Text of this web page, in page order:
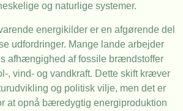
og naturlige systemer.
energikilder er en afgørende del
udfordringer. Mange lande arbejder
afhængighed af fossile brændstoffer
, vind- og vandkraft. Dette skift kræver
og politisk vilje, men det er
at opnå bæredygtig energiproduktion